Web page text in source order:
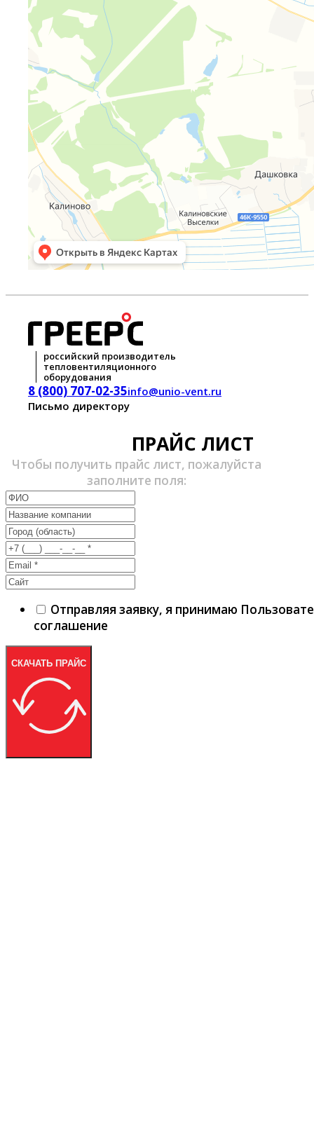
российский производитель
тепловентиляционного
оборудования
8 (800) 707-02-35info@unio-vent.ru
Письмо директору
ПРАЙС ЛИСТ
Чтобы получить прайс лист, пожалуйста
заполните поля:
Отправляя заявку, я принимаю
соглашение
СКАЧАТЬ ПРАЙС